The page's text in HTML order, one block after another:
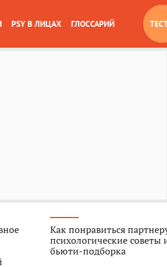
PSY В ЛИЦАХ ГЛОССАРИЙ
Как понравиться
психологические советы
бьюти-подборка